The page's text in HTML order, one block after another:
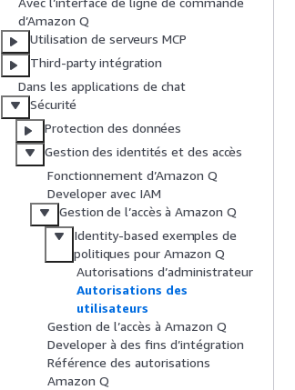
d’Amazon Q
Utilisation de serveurs MCP
Third-party intégration
Dans les applications de chat
Sécurité
Protection des données
Gestion des identités et des accès
Fonctionnement d’Amazon Q
Developer avec IAM
Gestion de l’accès à Amazon Q
Identity-based exemples de
politiques pour Amazon Q
Autorisations d’administrateur
Autorisations des
utilisateurs
Gestion de l’accès à Amazon Q
Developer à des fins d’intégration
Référence des autorisations
Amazon Q